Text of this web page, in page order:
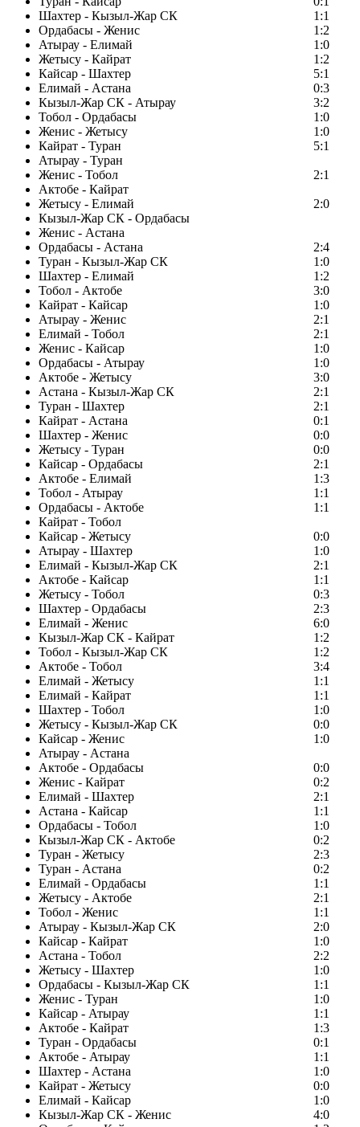
Шахтер - Кызыл-Жар СК
1:1
Ордабасы - Женис
1:2
Атырау - Елимай
1:0
Жетысу - Кайрат
1:2
Кайсар - Шахтер
5:1
Елимай - Астана
0:3
Кызыл-Жар СК - Атырау
3:2
Тобол - Ордабасы
1:0
Женис - Жетысу
1:0
Кайрат - Туран
5:1
Атырау - Туран
Женис - Тобол
2:1
Актобе - Кайрат
Жетысу - Елимай
2:0
Кызыл-Жар СК - Ордабасы
Женис - Астана
Ордабасы - Астана
2:4
Туран - Кызыл-Жар СК
1:0
Шахтер - Елимай
1:2
Тобол - Актобе
3:0
Кайрат - Кайсар
1:0
Атырау - Женис
2:1
Елимай - Тобол
2:1
Женис - Кайсар
1:0
Ордабасы - Атырау
1:0
Актобе - Жетысу
3:0
Астана - Кызыл-Жар СК
2:1
Туран - Шахтер
2:1
Кайрат - Астана
0:1
Шахтер - Женис
0:0
Жетысу - Туран
0:0
Кайсар - Ордабасы
2:1
Актобе - Елимай
1:3
Тобол - Атырау
1:1
Ордабасы - Актобе
1:1
Кайрат - Тобол
Кайсар - Жетысу
0:0
Атырау - Шахтер
1:0
Елимай - Кызыл-Жар СК
2:1
Актобе - Кайсар
1:1
Жетысу - Тобол
0:3
Шахтер - Ордабасы
2:3
Елимай - Женис
6:0
Кызыл-Жар СК - Кайрат
1:2
Тобол - Кызыл-Жар СК
1:2
Актобе - Тобол
3:4
Елимай - Жетысу
1:1
Елимай - Кайрат
1:1
Шахтер - Тобол
1:0
Жетысу - Кызыл-Жар СК
0:0
Кайсар - Женис
1:0
Атырау - Астана
Актобе - Ордабасы
0:0
Женис - Кайрат
0:2
Елимай - Шахтер
2:1
Астана - Кайсар
1:1
Ордабасы - Тобол
1:0
Кызыл-Жар СК - Актобе
0:2
Туран - Жетысу
2:3
Туран - Астана
0:2
Елимай - Ордабасы
1:1
Жетысу - Актобе
2:1
Тобол - Женис
1:1
Атырау - Кызыл-Жар СК
2:0
Кайсар - Кайрат
1:0
Астана - Тобол
2:2
Жетысу - Шахтер
1:0
Ордабасы - Кызыл-Жар СК
1:1
Женис - Туран
1:0
Кайсар - Атырау
1:1
Актобе - Кайрат
1:3
Туран - Ордабасы
0:1
Актобе - Атырау
1:1
Шахтер - Астана
1:0
Кайрат - Жетысу
0:0
Елимай - Кайсар
1:0
Кызыл-Жар СК - Женис
4:0